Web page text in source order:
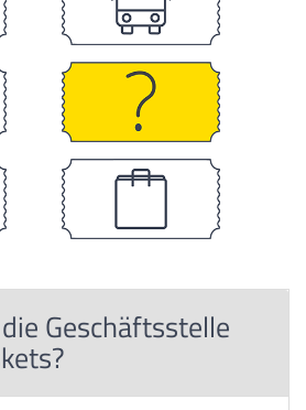
Geschäftsstelle